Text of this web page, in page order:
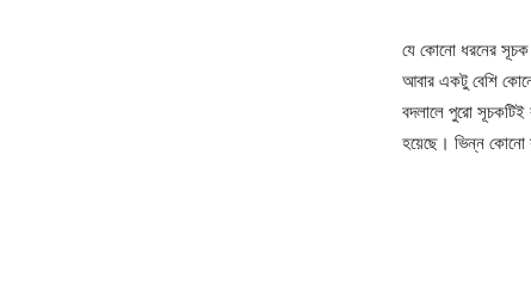
যে কোনো ধরনের
আবার একটু বেশি
বদলালে পুরো সূচকটিই
হয়েছে। ভিন্ন কোনো